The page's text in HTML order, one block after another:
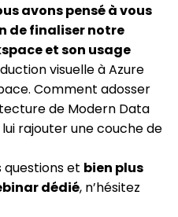
avons pensé à vous
de finaliser notre
et son usage
visuelle à Azure
Comment adosser
de Modern Data
rajouter une couche de
questions et bien plus
dédié, n’hésitez